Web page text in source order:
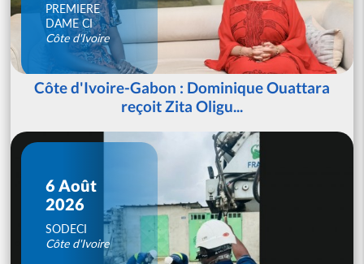
PREMIERE
DAME CI
Côte d'Ivoire
Côte d'Ivoire-Gabon : Dominique Ouattara
reçoit Zita Oligu...
6 Août
2026
SODECI
Côte d'Ivoire